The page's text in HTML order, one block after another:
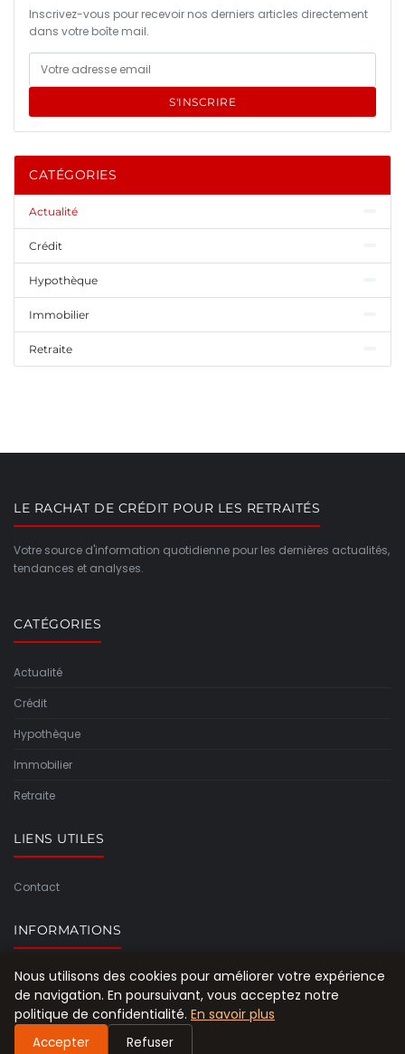
Inscrivez-vous pour recevoir nos derniers articles directement
dans votre boîte mail.
S'INSCRIRE
CATÉGORIES
Actualité
Crédit
Hypothèque
Immobilier
Retraite
LE RACHAT DE CRÉDIT POUR LES RETRAITÉS
Votre source d'information quotidienne pour les dernières actualités,
tendances et analyses.
CATÉGORIES
Actualité
Crédit
Hypothèque
Immobilier
Retraite
LIENS UTILES
Contact
INFORMATIONS
Plan du site
Nous utilisons des cookies pour améliorer votre expérience
de navigation. En poursuivant, vous acceptez notre
politique de confidentialité. En savoir plus
Accepter Refuser